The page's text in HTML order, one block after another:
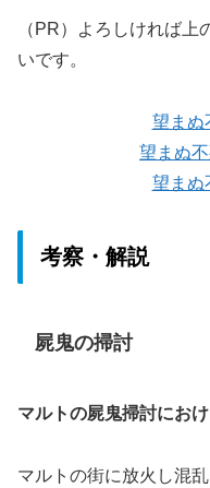
（PR）よろしければ
いです。
望まぬ
望まぬ
望まぬ
考察・解説
屍鬼の掃討
マルトの屍鬼掃討にお
マルトの街に放火し混